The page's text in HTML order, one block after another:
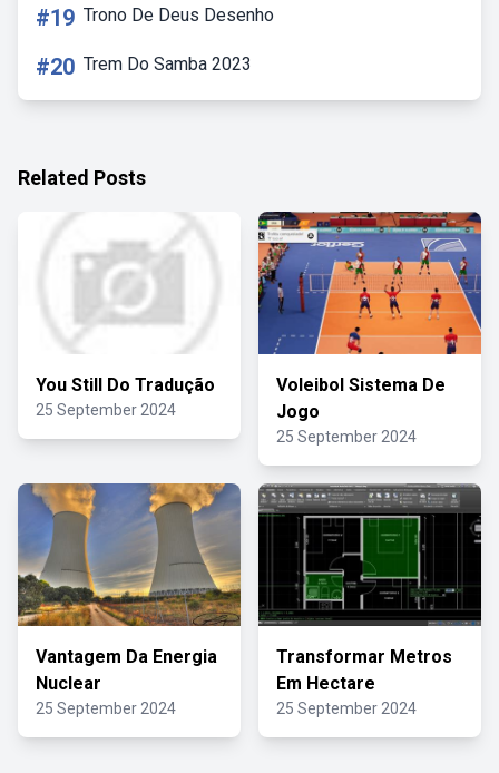
#19 Trono De Deus Desenho
#20 Trem Do Samba 2023
Related Posts
You Still Do Tradução
25 September 2024
Voleibol Sistema De
Jogo
25 September 2024
Vantagem Da Energia
Nuclear
25 September 2024
Transformar Metros
Em Hectare
25 September 2024